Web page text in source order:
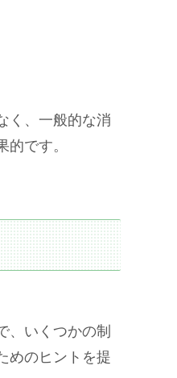
く、一般的な消
です。
、いくつかの制
めのヒントを提